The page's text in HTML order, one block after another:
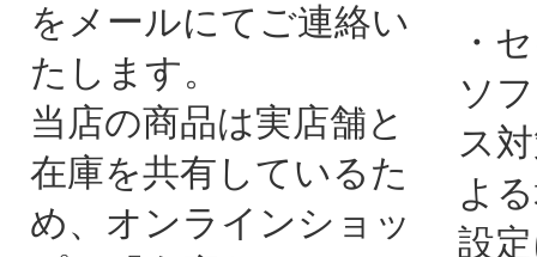
をメールにてご連絡い
たします。
当店の商品は実店舗と
在庫を共有しているた
め、オンラインショッ
・
ソ
ス
よ
設